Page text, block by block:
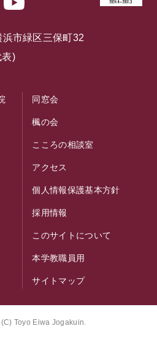
市緑区三保町32
表)
同窓会
楓の会
こころの相談室
アクセス
個人情報保護基本方針
採用情報
このサイトについて
本学教職員用
サイトマップ
Toyo Eiwa Jogakuin.